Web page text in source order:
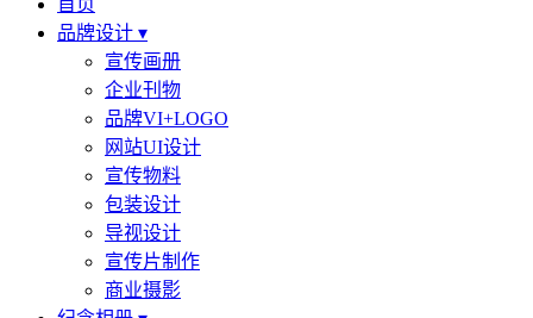
品牌设计 ▾
宣传画册
企业刊物
品牌VI+LOGO
网站UI设计
宣传物料
包装设计
导视设计
宣传片制作
商业摄影